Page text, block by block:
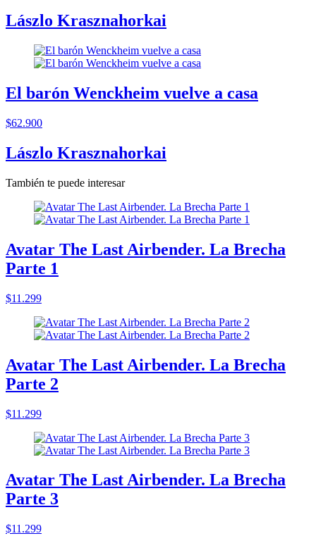
Lászlo Krasznahorkai
El barón Wenckheim vuelve a casa
$62.900
Lászlo Krasznahorkai
También te puede interesar
Avatar The Last Airbender. La Brecha
Parte 1
$11.299
Avatar The Last Airbender. La Brecha
Parte 2
$11.299
Avatar The Last Airbender. La Brecha
Parte 3
$11.299